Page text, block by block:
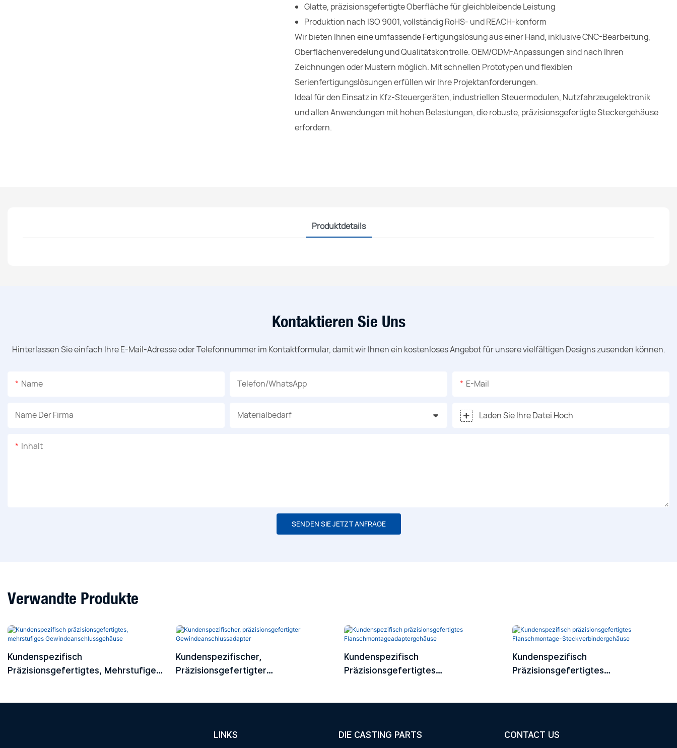
Glatte, präzisionsgefertigte Oberfläche für gleichbleibende Leistung
Produktion nach ISO 9001, vollständig RoHS- und REACH-konform
Wir bieten Ihnen eine umfassende Fertigungslösung aus einer Hand, inklusive CNC-Bearbeitung,
Oberflächenveredelung und Qualitätskontrolle. OEM/ODM-Anpassungen sind nach Ihren
Zeichnungen oder Mustern möglich. Mit schnellen Prototypen und flexiblen
Serienfertigungslösungen erfüllen wir Ihre Projektanforderungen.
Ideal für den Einsatz in Kfz-Steuergeräten, industriellen Steuermodulen, Nutzfahrzeugelektronik
und allen Anwendungen mit hohen Belastungen, die robuste, präzisionsgefertigte Steckergehäuse
erfordern.
Produktdetails
Kontaktieren Sie Uns
Hinterlassen Sie einfach Ihre E-Mail-Adresse oder Telefonnummer im Kontaktformular, damit wir Ihnen ein kostenloses Angebot für unsere vielfältigen Designs zusenden können.
Name Telefon/WhatsApp E-Mail
Name Der Firma Materialbedarf Laden Sie Ihre Datei Hoch
Inhalt
SENDEN SIE JETZT ANFRAGE
Verwandte Produkte
Kundenspezifisch
Präzisionsgefertigtes, Mehrstufiges
Kundenspezifischer,
Präzisionsgefertigter
Kundenspezifisch
Präzisionsgefertigtes
Kundenspezifisch
Präzisionsgefertigtes
LINKS DIE CASTING PARTS CONTACT US